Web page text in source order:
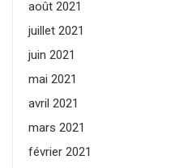
août 2021
juillet 2021
juin 2021
mai 2021
avril 2021
mars 2021
février 2021